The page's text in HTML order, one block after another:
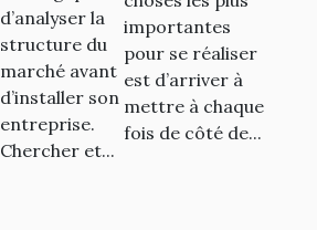
d’analyser la
structure du
marché avant
d’installer son
entreprise.
Chercher et...
importantes
pour se réaliser
est d’arriver à
mettre à chaque
fois de côté de...